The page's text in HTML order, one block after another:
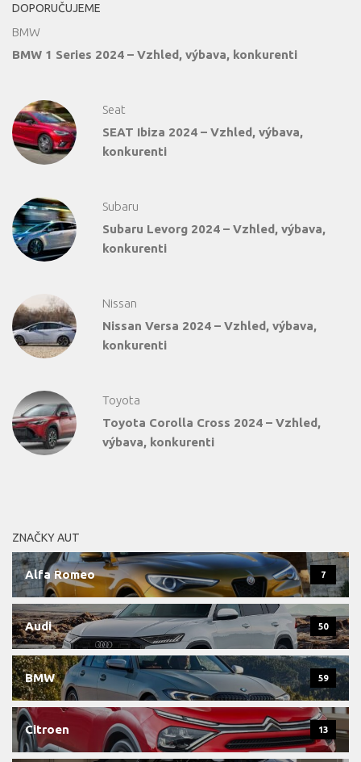
DOPORUČUJEME
BMW
BMW 1 Series 2024 – Vzhled, výbava, konkurenti
Seat
SEAT Ibiza 2024 – Vzhled, výbava,
konkurenti
Subaru
Subaru Levorg 2024 – Vzhled, výbava,
konkurenti
Nissan
Nissan Versa 2024 – Vzhled, výbava,
konkurenti
Toyota
Toyota Corolla Cross 2024 – Vzhled,
výbava, konkurenti
ZNAČKY AUT
Alfa Romeo 7
Audi 50
BMW 59
Citroen 13